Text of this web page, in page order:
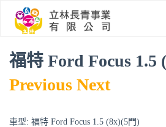
福特 Ford Focus 1.5
Previous Next
車型: 福特 Ford Focus 1.5 (8x)(5門)